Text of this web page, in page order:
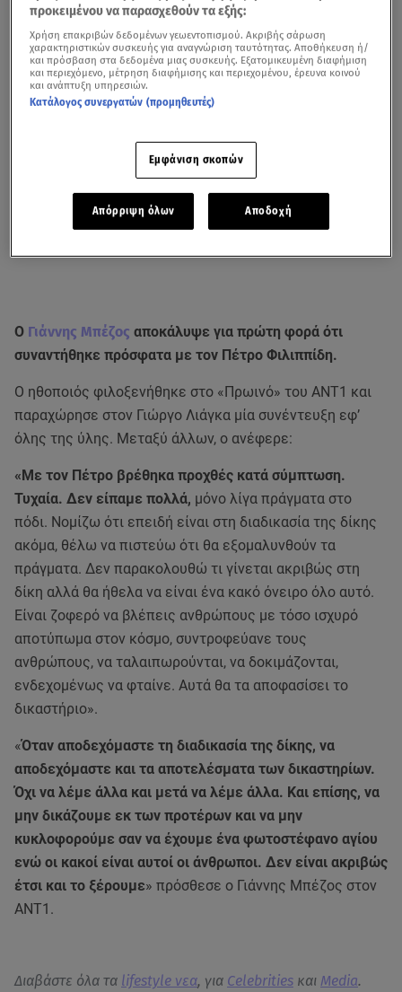
Ο Γιάννης Μπέζος αποκάλυψε για πρώτη φορά ότι
συναντήθηκε πρόσφατα με τον Πέτρο Φιλιππίδη.
Ο ηθοποιός φιλοξενήθηκε στο «Πρωινό» του ΑΝΤ1 και
παραχώρησε στον Γιώργο Λιάγκα μία συνέντευξη εφ’
όλης της ύλης. Μεταξύ άλλων, ο ανέφερε:
«Με τον Πέτρο βρέθηκα προχθές κατά σύμπτωση.
Τυχαία. Δεν είπαμε πολλά, μόνο λίγα πράγματα στο
πόδι. Νομίζω ότι επειδή είναι στη διαδικασία της δίκης
ακόμα, θέλω να πιστεύω ότι θα εξομαλυνθούν τα
πράγματα. Δεν παρακολουθώ τι γίνεται ακριβώς στη
δίκη αλλά θα ήθελα να είναι ένα κακό όνειρο όλο αυτό.
Είναι ζοφερό να βλέπεις ανθρώπους με τόσο ισχυρό
αποτύπωμα στον κόσμο, συντροφεύανε τους
ανθρώπους, να ταλαιπωρούνται, να δοκιμάζονται,
ενδεχομένως να φταίνε. Αυτά θα τα αποφασίσει το
δικαστήριο».
«Όταν αποδεχόμαστε τη διαδικασία της δίκης, να
αποδεχόμαστε και τα αποτελέσματα των δικαστηρίων.
Όχι να λέμε άλλα και μετά να λέμε άλλα. Και επίσης, να
μην δικάζουμε εκ των προτέρων και να μην
κυκλοφορούμε σαν να έχουμε ένα φωτοστέφανο αγίου
ενώ οι κακοί είναι αυτοί οι άνθρωποι. Δεν είναι ακριβώς
έτσι και το ξέρουμε» πρόσθεσε ο Γιάννης Μπέζος στον
ΑΝΤ1.
Διαβάστε όλα τα lifestyle νεα, για Celebrities και Media.
προκειμένου να παρασχεθούν τα εξής:
Χρήση επακριβών δεδομένων γεωεντοπισμού. Ακριβής σάρωση
χαρακτηριστικών συσκευής για αναγνώριση ταυτότητας. Αποθήκευση ή/
και πρόσβαση στα δεδομένα μιας συσκευής. Εξατομικευμένη διαφήμιση
και περιεχόμενο, μέτρηση διαφήμισης και περιεχομένου, έρευνα κοινού
και ανάπτυξη υπηρεσιών.
Κατάλογος συνεργατών (προμηθευτές)
Εμφάνιση σκοπών
Απόρριψη όλων Αποδοχή